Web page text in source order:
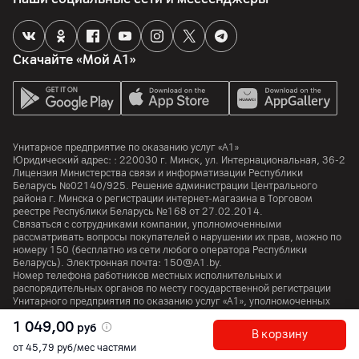
1 049,00 руб
от 45,79 руб/мес частями
В корзину
Память
Объем встроенной памяти
Объем оперативной памяти
Поддержка карт памяти
да
Отдельный слот для карт памяти
да
Особенности
Поддержка карт-памяти: до 2 ТБ
Процессор
Процессор
Snapdragon 7s Gen 4 Mobile Platform
Скачайте «Мой А1»
Унитарное предприятие по оказанию услуг «А1»
Юридический адрес: : 220030 г. Минск, ул. Интернациональная, 36-2
Лицензия Министерства связи и информатизации Республики
Беларусь №02140/925. Решение администрации Центрального
района г. Минска о регистрации интернет-магазина в Торговом
реестре Республики Беларусь №168 от 27.02.2014.
Связаться с сотрудниками компании, уполномоченными
рассматривать вопросы покупателей о нарушении их прав, можно по
номеру 150 (бесплатно из сети любого оператора Республики
Беларусь). Электронная почта: 150@A1.by.
Номер телефона работников местных исполнительных и
распорядительных органов по месту государственной регистрации
Унитарного предприятия по оказанию услуг «А1», уполномоченных